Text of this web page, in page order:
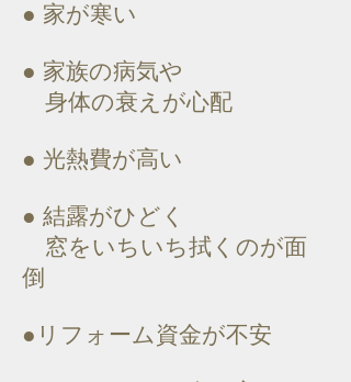
● 家が寒い
● 家族の病気や
身体の衰えが心配
● 光熱費が高い
● 結露がひどく
窓をいちいち拭くのが面
倒
●リフォーム資金が不安